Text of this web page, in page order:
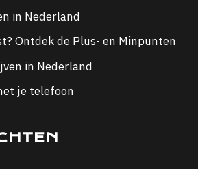
in Nederland
Ontdek de Plus- en Minpunten
in Nederland
je telefoon